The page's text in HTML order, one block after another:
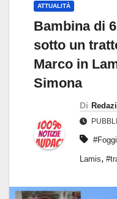
ATTUALITÀ
Bambina di
sotto un
Marco in
Simona
Di
Lamis,